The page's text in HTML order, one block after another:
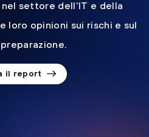
settore dell'IT e della
loro opinioni sui rischi e sul
il report